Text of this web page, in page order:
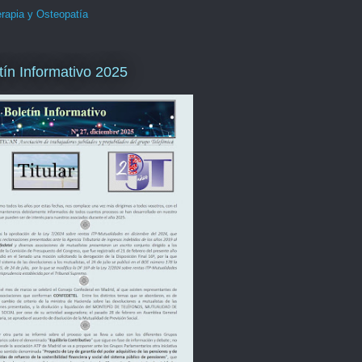
y Osteopatía
Informativo 2025